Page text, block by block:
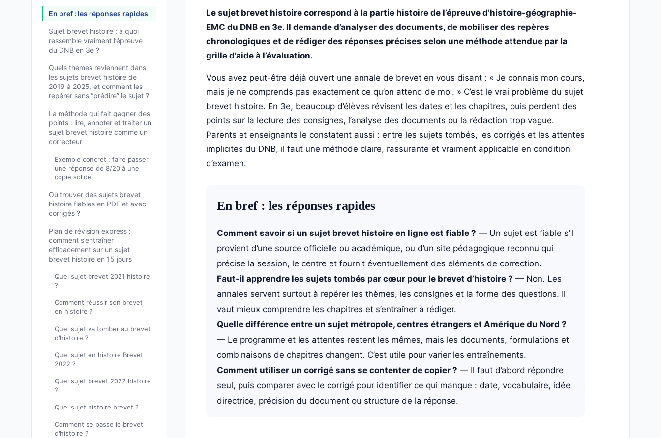
En bref : les réponses rapides
Sujet brevet histoire : à quoi
ressemble vraiment l’épreuve
du DNB en 3e ?
Quels thèmes reviennent dans
les sujets brevet histoire de
2019 à 2025, et comment les
repérer sans “prédire” le sujet ?
La méthode qui fait gagner des
points : lire, annoter et traiter un
sujet brevet histoire comme un
correcteur
Exemple concret : faire passer
une réponse de 8/20 à une
copie solide
Où trouver des sujets brevet
histoire fiables en PDF et avec
corrigés ?
Plan de révision express :
comment s’entraîner
efficacement sur un sujet
brevet histoire en 15 jours
Quel sujet brevet 2021 histoire
?
Comment réussir son brevet
en histoire ?
Quel sujet va tomber au brevet
d'histoire ?
Quel sujet en histoire Brevet
2022 ?
Quel sujet brevet 2022 histoire
?
Quel sujet histoire brevet ?
Comment se passe le brevet
d'histoire ?
Le sujet brevet histoire correspond à la partie histoire de l’épreuve d’histoire-géographie-
EMC du DNB en 3e. Il demande d’analyser des documents, de mobiliser des repères
chronologiques et de rédiger des réponses précises selon une méthode attendue par la
grille d’aide à l’évaluation.
Vous avez peut-être déjà ouvert une annale de brevet en vous disant : « Je connais mon cours,
mais je ne comprends pas exactement ce qu’on attend de moi. » C’est le vrai problème du sujet
brevet histoire. En 3e, beaucoup d’élèves révisent les dates et les chapitres, puis perdent des
points sur la lecture des consignes, l’analyse des documents ou la rédaction trop vague.
Parents et enseignants le constatent aussi : entre les sujets tombés, les corrigés et les attentes
implicites du DNB, il faut une méthode claire, rassurante et vraiment applicable en condition
d’examen.
En bref : les réponses rapides
Comment savoir si un sujet brevet histoire en ligne est fiable ? — Un sujet est fiable s’il
provient d’une source officielle ou académique, ou d’un site pédagogique reconnu qui
précise la session, le centre et fournit éventuellement des éléments de correction.
Faut-il apprendre les sujets tombés par cœur pour le brevet d’histoire ? — Non. Les
annales servent surtout à repérer les thèmes, les consignes et la forme des questions. Il
vaut mieux comprendre les chapitres et s’entraîner à rédiger.
Quelle différence entre un sujet métropole, centres étrangers et Amérique du Nord ?
— Le programme et les attentes restent les mêmes, mais les documents, formulations et
combinaisons de chapitres changent. C’est utile pour varier les entraînements.
Comment utiliser un corrigé sans se contenter de copier ? — Il faut d’abord répondre
seul, puis comparer avec le corrigé pour identifier ce qui manque : date, vocabulaire, idée
directrice, précision du document ou structure de la réponse.